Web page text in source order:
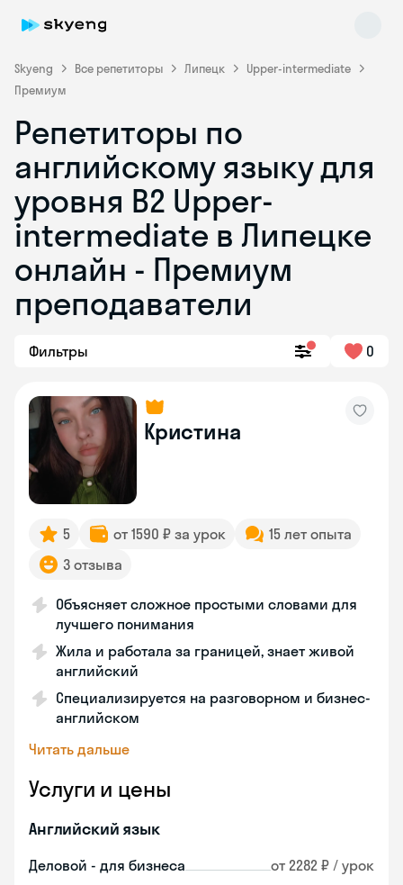
Skyeng Все репетиторы Липецк
Upper-intermediate
Премиум
Репетиторы по
английскому языку для
уровня B2 Upper-
intermediate в Липецке
онлайн - Премиум
преподаватели
Фильтры 0
Кристина
5 от 1590 ₽ за урок
15 лет опыта
3 отзыва
Объясняет сложное простыми словами для
лучшего понимания
Жила и работала за границей, знает живой
английский
Специализируется на разговорном и бизнес-
английском
Читать дальше
Услуги и цены
Английский язык
Деловой - для бизнеса от 2282 ₽ / урок
Skyeng Chat